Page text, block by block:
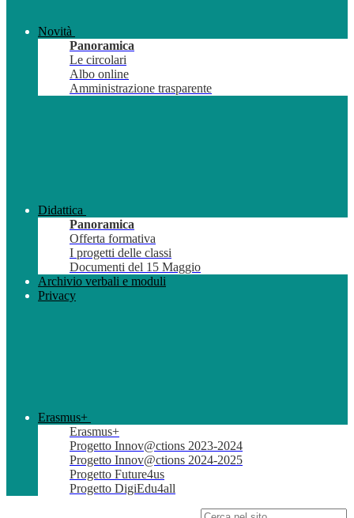
Novità
Panoramica
Le circolari
Albo online
Amministrazione trasparente
Didattica
Panoramica
Offerta formativa
I progetti delle classi
Documenti del 15 Maggio
Archivio verbali e moduli
Privacy
Erasmus+
Erasmus+
Progetto Innov@ctions 2023-2024
Progetto Innov@ctions 2024-2025
Progetto Future4us
Progetto DigiEdu4all